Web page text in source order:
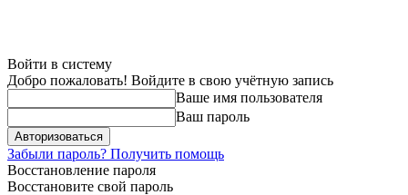
Войти в систему
Добро пожаловать! Войдите в свою учётную запись
Ваше имя пользователя
Ваш пароль
Забыли пароль? Получить помощь
Восстановление пароля
Восстановите свой пароль